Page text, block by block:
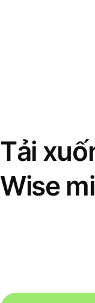
Tải
Wise